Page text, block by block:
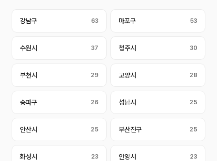
강남구 63 마포구 53
수원시 37 청주시 30
부천시 29 고양시 28
송파구 26 성남시 25
안산시 25 부산진구 25
화성시 23 안양시 23